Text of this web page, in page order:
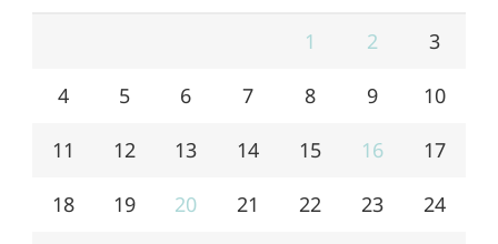
1 2 3
4 5 6 7 8 9 10
11 12 13 14 15 16 17
18 19 20 21 22 23 24